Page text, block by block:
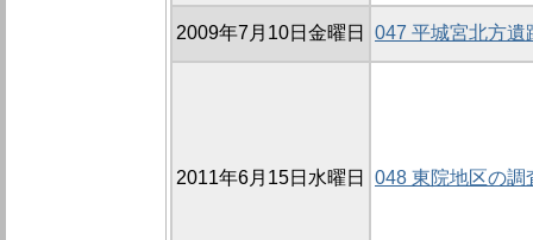
2009年7月10日金曜日 047 平城宮北方遺
2011年6月15日水曜日 048 東院地区の調